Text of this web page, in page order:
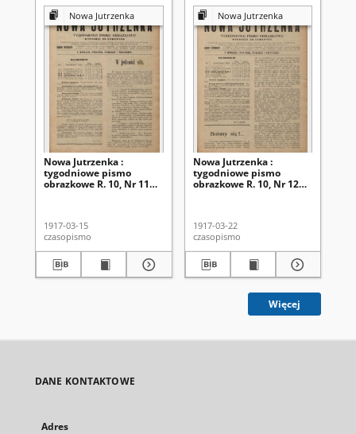
Nowa Jutrzenka
Nowa Jutrzenka :
tygodniowe pismo
obrazkowe R. 10, Nr 11
1917-03-15
czasopismo
Nowa Jutrzenka
Nowa Jutrzenka :
tygodniowe pismo
obrazkowe R. 10, Nr 12
1917-03-22
czasopismo
Więcej
DANE KONTAKTOWE
Adres